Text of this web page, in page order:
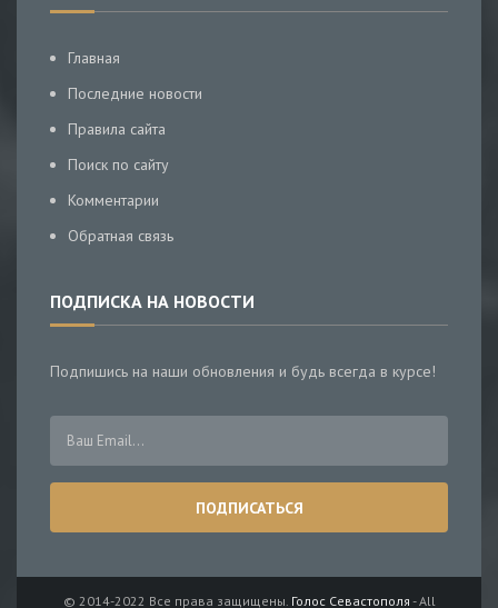
Главная
Последние новости
Правила сайта
Поиск по сайту
Комментарии
Обратная связь
ПОДПИСКА НА НОВОСТИ
Подпишись на наши обновления и будь всегда в курсе!
© 2014-2022 Все права защищены. Голос Севастополя - All